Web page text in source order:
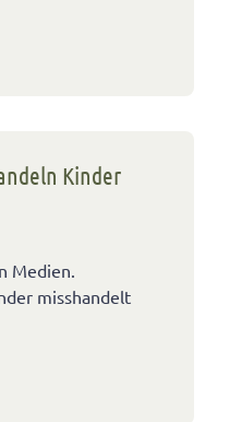
Kinder
Medien.
misshandelt